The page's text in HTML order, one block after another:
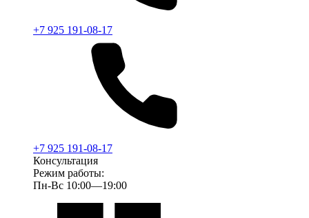
+7 925 191-08-17
+7 925 191-08-17
Консультация
Режим работы:
Пн-Вс 10:00—19:00